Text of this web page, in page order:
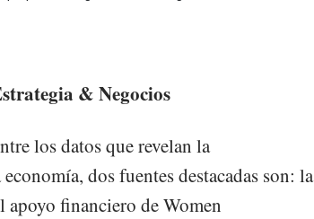
& Negocios
los datos que revelan la
dos fuentes destacadas son: la
financiero de Women